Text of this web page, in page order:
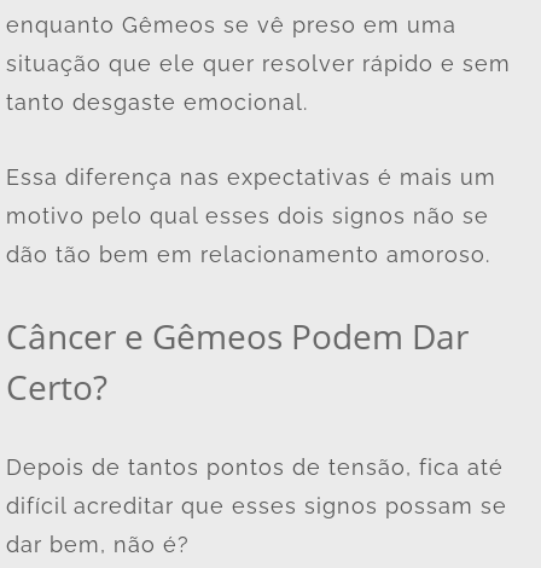
enquanto Gêmeos se vê preso em uma
situação que ele quer resolver rápido e sem
tanto desgaste emocional.
Essa diferença nas expectativas é mais um
motivo pelo qual esses dois signos não se
dão tão bem em relacionamento amoroso.
Câncer e Gêmeos Podem Dar
Certo?
Depois de tantos pontos de tensão, fica até
difícil acreditar que esses signos possam se
dar bem, não é?